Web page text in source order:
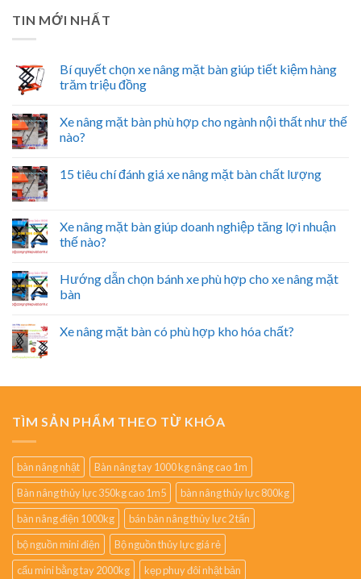
TIN MỚI NHẤT
Bí quyết chọn xe nâng mặt bàn giúp tiết kiệm hàng
trăm triệu đồng
Xe nâng mặt bàn phù hợp cho ngành nội thất như thế
nào?
15 tiêu chí đánh giá xe nâng mặt bàn chất lượng
Xe nâng mặt bàn giúp doanh nghiệp tăng lợi nhuận
thế nào?
Hướng dẫn chọn bánh xe phù hợp cho xe nâng mặt
bàn
Xe nâng mặt bàn có phù hợp kho hóa chất?
TÌM SẢN PHẨM THEO TỪ KHÓA
bàn nâng nhật
Bàn nâng tay 1000 kg nâng cao 1m
Bàn nâng thủy lực 350kg cao 1m5
bàn nâng thủy lực 800kg
bàn nâng điện 1000kg
bán bàn nâng thủy lực 2 tấn
bộ nguồn mini điện
Bộ nguồn thủy lực giá rẻ
cẩu mini bằng tay 2000kg
kẹp phuy đôi nhật bản